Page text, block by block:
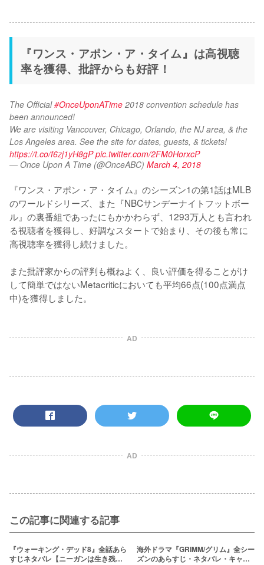
『ワンス・アポン・ア・タイム』は高視聴
率を獲得、批評からも好評！
The Official #OnceUponATime 2018 convention schedule has
been announced!
We are visiting Vancouver, Chicago, Orlando, the NJ area, & the
https://t.co/f6zj1yH8gP pic.twitter.com/2FM0HorxcP
— Once Upon A Time (@OnceABC) March 4, 2018
『ワンス・アポン・ア・タイム』のシーズン1の第1話はMLB
のワールドシリーズ、また『NBCサンデーナイトフットボー
ル』の裏番組であったにもかかわらず、1293万人とも言われ
る視聴者を獲得し、好調なスタートで始まり、その後も常に
高視聴率を獲得し続けました。
また批評家からの評判も概ねよく、良い評価を得ることがけ
して簡単ではないMetacriticにおいても平均66点(100点満点
AD
AD
この記事に関連する記事
『ウォーキング・デッド8』全話あら
すじネタバレ【ニーガンは生き残
海外ドラマ『GRIMM/グリム』全シー
ズンのあらすじ・ネタバレ・キャス